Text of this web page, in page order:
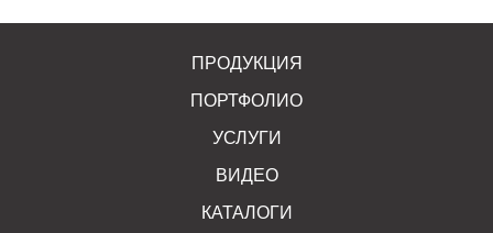
ПРОДУКЦИЯ
ПОРТФОЛИО
УСЛУГИ
ВИДЕО
КАТАЛОГИ